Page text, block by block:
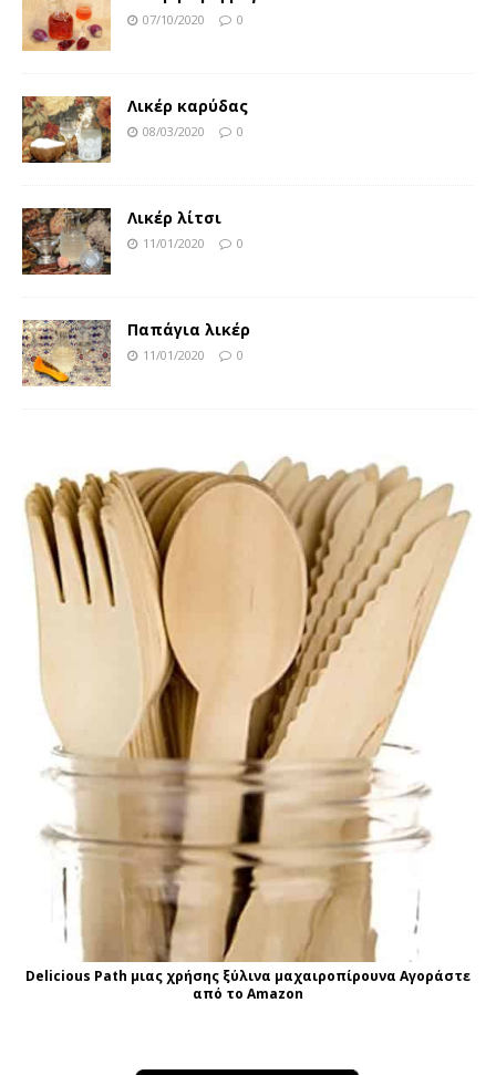
07/10/2020 0
Λικέρ καρύδας
08/03/2020 0
Λικέρ λίτσι
11/01/2020 0
Παπάγια λικέρ
11/01/2020 0
Delicious Path μιας χρήσης ξύλινα μαχαιροπίρουνα Αγοράστε
από το Amazon